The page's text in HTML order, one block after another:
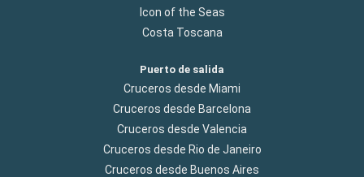
Icon of the Seas
Costa Toscana
Puerto de salida
Cruceros desde Miami
Cruceros desde Barcelona
Cruceros desde Valencia
Cruceros desde Rio de Janeiro
Cruceros desde Buenos Aires